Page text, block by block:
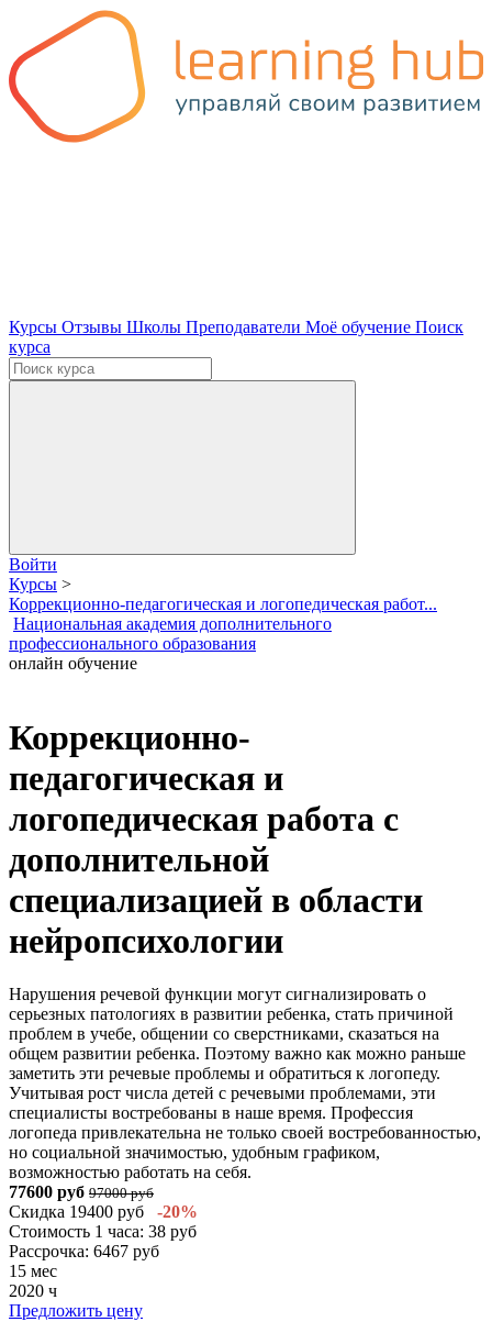
Курсы Отзывы Школы Преподаватели Моё обучение Поиск
курса
Войти
Курсы >
Коррекционно-педагогическая и логопедическая работ...
Национальная академия дополнительного
профессионального образования
онлайн обучение
Коррекционно-
педагогическая и
логопедическая работа с
дополнительной
специализацией в области
нейропсихологии
Нарушения речевой функции могут сигнализировать о
серьезных патологиях в развитии ребенка, стать причиной
проблем в учебе, общении со сверстниками, сказаться на
общем развитии ребенка. Поэтому важно как можно раньше
заметить эти речевые проблемы и обратиться к логопеду.
Учитывая рост числа детей с речевыми проблемами, эти
специалисты востребованы в наше время. Профессия
логопеда привлекательна не только своей востребованностью,
но социальной значимостью, удобным графиком,
возможностью работать на себя.
77600 руб 97000 руб
Скидка 19400 руб -20%
Стоимость 1 часа: 38 руб
Рассрочка: 6467 руб
15 мес
2020 ч
Предложить цену